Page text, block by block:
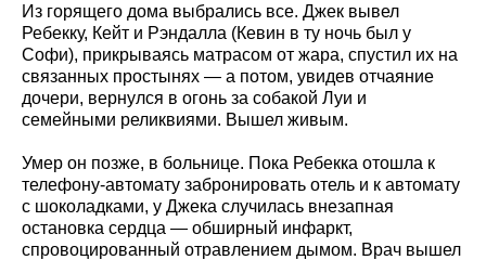
Из горящего дома выбрались все. Джек вывел
Ребекку, Кейт и Рэндалла (Кевин в ту ночь был у
Софи), прикрываясь матрасом от жара, спустил их на
связанных простынях — а потом, увидев отчаяние
дочери, вернулся в огонь за собакой Луи и
семейными реликвиями. Вышел живым.
Умер он позже, в больнице. Пока Ребекка отошла к
телефону-автомату забронировать отель и к автомату
с шоколадками, у Джека случилась внезапная
остановка сердца — обширный инфаркт,
спровоцированный отравлением дымом. Врач вышел